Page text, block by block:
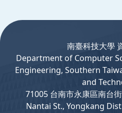
南臺科技大學
Departmentof Computer
Engineering, Southern
and
71005 台南市永康區南台
Nantai St., Yongkang